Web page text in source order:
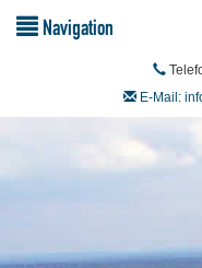
Navigation
E-Mail: